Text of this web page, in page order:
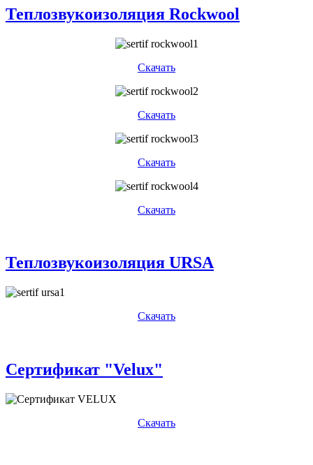
Теплозвукоизоляция Rockwool
Скачать
Скачать
Скачать
Скачать
Теплозвукоизоляция URSA
Скачать
Сертификат "Velux"
Скачать